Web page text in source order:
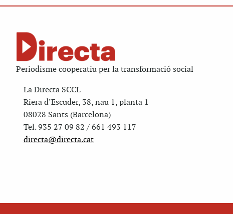
Periodisme cooperatiu per la transformació social
La Directa SCCL
Riera d’Escuder, 38, nau 1, planta 1
08028 Sants (Barcelona)
Tel. 935 27 09 82 / 661 493 117
directa@directa.cat